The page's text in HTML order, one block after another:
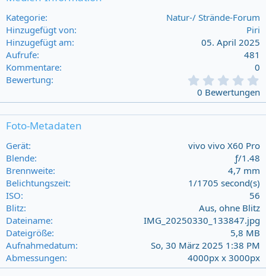
Kategorie
Natur-/ Strände-Forum
Hinzugefügt von
Piri
Hinzugefügt am
05. April 2025
Aufrufe
481
Kommentare
0
Bewertung
0
0
a
0 Bewertungen
Foto-Metadaten
Gerät
vivo vivo X60 Pro
Blende
ƒ/1.48
Brennweite
4,7 mm
Belichtungszeit
1/1705 second(s)
ISO
56
Blitz
Aus, ohne Blitz
Dateiname
IMG_20250330_133847.jpg
Dateigröße
5,8 MB
Aufnahmedatum
So, 30 März 2025 1:38 PM
Abmessungen
4000px x 3000px